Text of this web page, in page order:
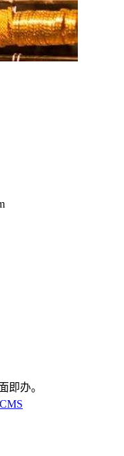
即办。